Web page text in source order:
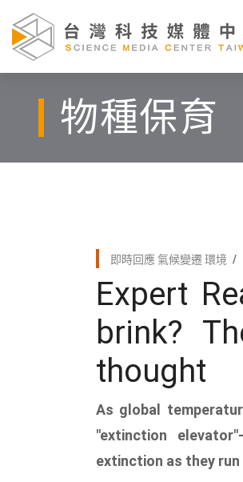
物種保育
即時回應氣候變遷 環境
Expert
brink?
thought
As global
"extinction
extinction as they run